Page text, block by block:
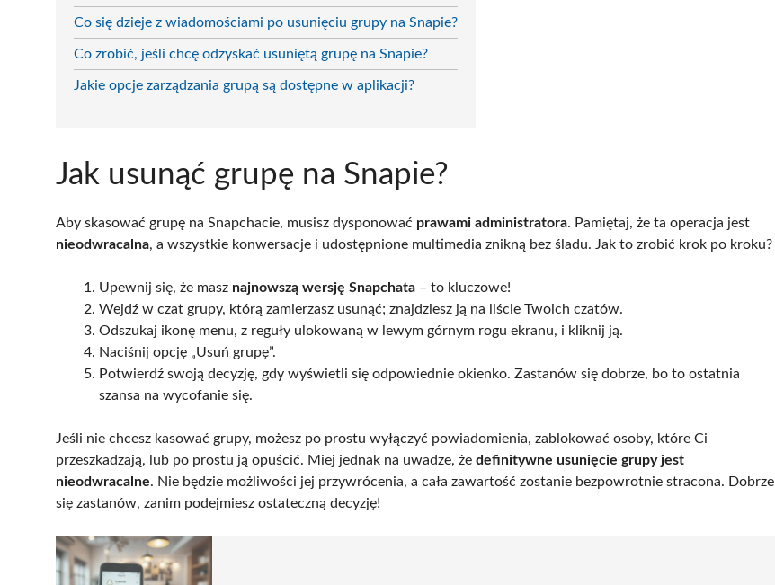
Co się dzieje z wiadomościami po usunięciu grupy na Snapie?
Co zrobić, jeśli chcę odzyskać usuniętą grupę na Snapie?
Jakie opcje zarządzania grupą są dostępne w aplikacji?
Jak usunąć grupę na Snapie?
Aby skasować grupę na Snapchacie, musisz dysponować prawami administratora. Pamiętaj, że ta operacja jest
nieodwracalna, a wszystkie konwersacje i udostępnione multimedia znikną bez śladu. Jak to zrobić krok po kroku?
Upewnij się, że masz najnowszą wersję Snapchata – to kluczowe!
Wejdź w czat grupy, którą zamierzasz usunąć; znajdziesz ją na liście Twoich czatów.
Odszukaj ikonę menu, z reguły ulokowaną w lewym górnym rogu ekranu, i kliknij ją.
Naciśnij opcję „Usuń grupę”.
Potwierdź swoją decyzję, gdy wyświetli się odpowiednie okienko. Zastanów się dobrze, bo to ostatnia
szansa na wycofanie się.
Jeśli nie chcesz kasować grupy, możesz po prostu wyłączyć powiadomienia, zablokować osoby, które Ci
przeszkadzają, lub po prostu ją opuścić. Miej jednak na uwadze, że definitywne usunięcie grupy jest
nieodwracalne. Nie będzie możliwości jej przywrócenia, a cała zawartość zostanie bezpowrotnie stracona. Dobrze
się zastanów, zanim podejmiesz ostateczną decyzję!